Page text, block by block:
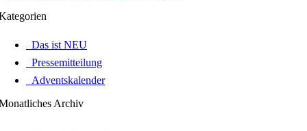
Das ist NEU
Pressemitteilung
Adventskalender
Archiv